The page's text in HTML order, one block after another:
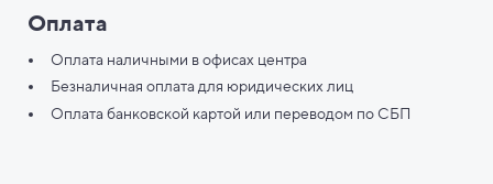
Оплата
Оплата наличными в офисах центра
Безналичная оплата для юридических лиц
Оплата банковской картой или переводом по СБП